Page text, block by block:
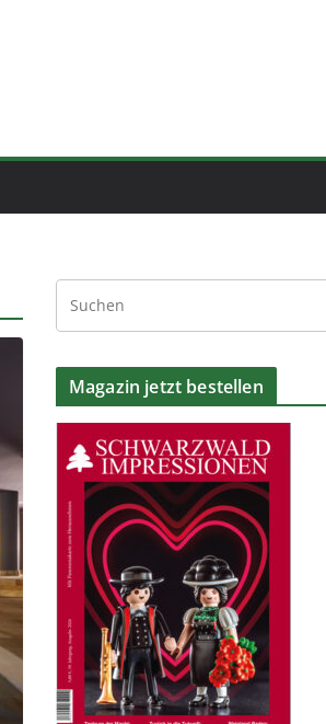
Magazin jetzt bestellen